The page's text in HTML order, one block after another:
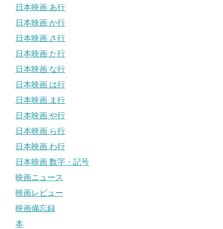
日本映画 あ行
日本映画 か行
日本映画 さ行
日本映画 た行
日本映画 な行
日本映画 は行
日本映画 ま行
日本映画 や行
日本映画 ら行
日本映画 わ行
日本映画 数字・記号
映画ニュース
映画レビュー
映画備忘録
本